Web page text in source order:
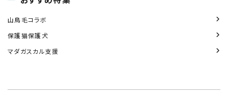
山鳥毛コラボ
保護猫保護犬
マダガスカル支援